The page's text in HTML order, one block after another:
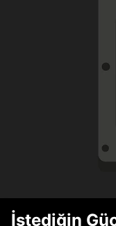
İstediğin